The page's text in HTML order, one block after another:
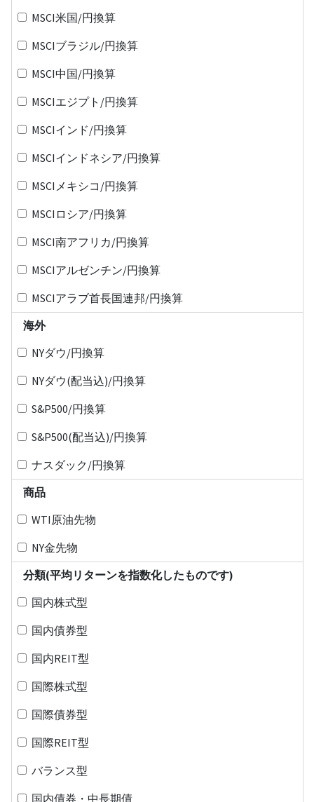
MSCI米国/円換算
MSCIブラジル/円換算
MSCI中国/円換算
MSCIエジプト/円換算
MSCIインド/円換算
MSCIインドネシア/円換算
MSCIメキシコ/円換算
MSCIロシア/円換算
MSCI南アフリカ/円換算
MSCIアルゼンチン/円換算
MSCIアラブ首長国連邦/円換算
海外
NYダウ/円換算
NYダウ(配当込)/円換算
S&P500/円換算
S&P500(配当込)/円換算
ナスダック/円換算
商品
WTI原油先物
NY金先物
分類(平均リターンを指数化したものです)
国内株式型
国内債券型
国内REIT型
国際株式型
国際債券型
国際REIT型
バランス型
国内債券・中長期債